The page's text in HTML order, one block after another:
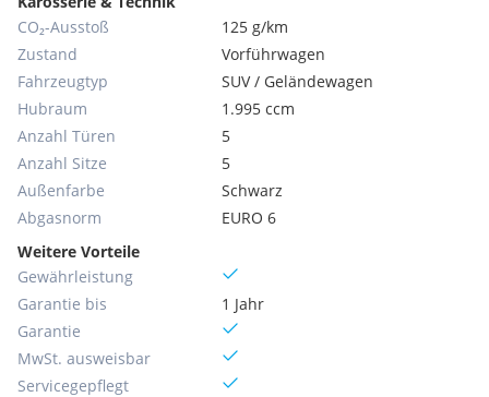
CO₂-Ausstoß
125 g/km
Zustand
Vorführwagen
Fahrzeugtyp
SUV / Geländewagen
Hubraum
1.995 ccm
Anzahl Türen
5
Anzahl Sitze
5
Außenfarbe
Schwarz
Abgasnorm
EURO 6
Weitere Vorteile
Gewährleistung
Garantie bis
1 Jahr
Garantie
MwSt. ausweisbar
Servicegepflegt